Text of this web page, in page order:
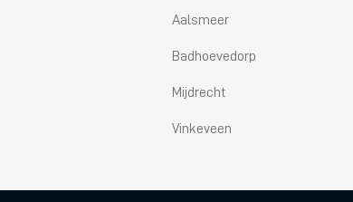
Aalsmeer
Badhoevedorp
Mijdrecht
Vinkeveen